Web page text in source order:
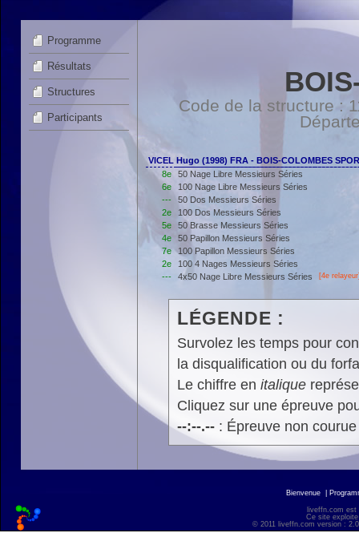
Programme
Résultats
Structures
Participants
Code de la structure :
VICEL Hugo (1998) FRA - BOIS-COLOMBES
8e
50 Nage Libre Messieurs Séries
6e
100 Nage Libre Messieurs Séries
---
50 Dos Messieurs Séries
2e
100 Dos Messieurs Séries
5e
50 Brasse Messieurs Séries
4e
50 Papillon Messieurs Séries
7e
100 Papillon Messieurs Séries
2e
100 4 Nages Messieurs Séries
---
4x50 Nage Libre Messieurs Séries [4e
LÉGENDE :
Survolez les temps pour
la disqualification ou du
Le chiffre en italique
Cliquez sur une épreuve
--:--.--: Épreuve non
Bienvenue
liveffn.com est
Ce site
© 2011 liveffn.com version :